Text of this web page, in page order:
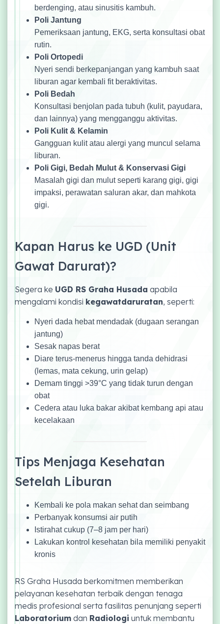
berdenging, atau sinusitis kambuh.
Poli Jantung
Pemeriksaan jantung, EKG, serta konsultasi obat
rutin.
Poli Ortopedi
Nyeri sendi berkepanjangan yang kambuh saat
liburan agar kembali fit beraktivitas.
Poli Bedah
Konsultasi benjolan pada tubuh (kulit, payudara,
dan lainnya) yang mengganggu aktivitas.
Poli Kulit & Kelamin
Gangguan kulit atau alergi yang muncul selama
liburan.
Poli Gigi, Bedah Mulut & Konservasi Gigi
Masalah gigi dan mulut seperti karang gigi, gigi
impaksi, perawatan saluran akar, dan mahkota
gigi.
Kapan Harus ke UGD (Unit
Gawat Darurat)?
Segera ke UGD RS Graha Husada apabila
mengalami kondisi kegawatdaruratan, seperti:
Nyeri dada hebat mendadak (dugaan serangan
jantung)
Sesak napas berat
Diare terus-menerus hingga tanda dehidrasi
(lemas, mata cekung, urin gelap)
Demam tinggi >39°C yang tidak turun dengan
obat
Cedera atau luka bakar akibat kembang api atau
kecelakaan
Tips Menjaga Kesehatan
Setelah Liburan
Kembali ke pola makan sehat dan seimbang
Perbanyak konsumsi air putih
Istirahat cukup (7–8 jam per hari)
Lakukan kontrol kesehatan bila memiliki penyakit
kronis
RS Graha Husada berkomitmen memberikan
pelayanan kesehatan terbaik dengan tenaga
medis profesional serta fasilitas penunjang seperti
Laboratorium dan Radiologi untuk membantu